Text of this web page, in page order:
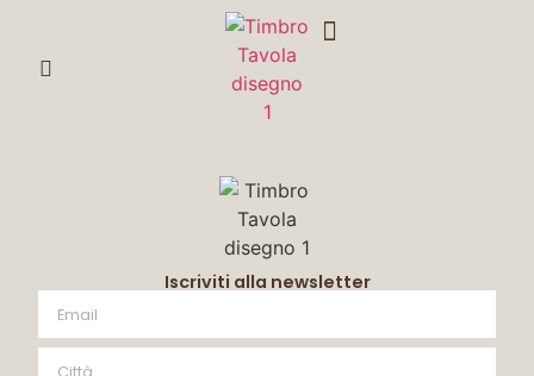
Iscriviti alla newsletter